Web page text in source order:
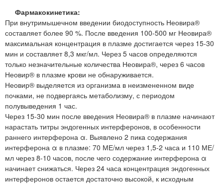
Фармакокинетика:
При внутримышечном введении биодоступность Неовира®
составляет более 90 %. После введения 100-500 мг Неовира®
максимальная концентрация в плазме достигается через 15-30
мин и составляет 8,3 мкг/мл. Через 5 часов определяются
только незначительные количества Неовира®, через 6 часов
Неовир® в плазме крови не обнаруживается.
Неовир® выделяется из организма в неизмененном виде
почками, не подвергаясь метаболизму, с периодом
полувыведения 1 час.
Через 15-30 мин после введения Неовира® в плазме начинают
нарастать титры эндогенных интерферонов, в особенности
раннего интерферона α. Выявлено 2 пика содержания
интерферона α в плазме: 70 МЕ/мл через 1,5-2 часа и 110 МЕ/
мл через 8-10 часов, после чего содержание интерферона α
начинает снижаться. Через 24 часа концентрация эндогенных
интерферонов остается достаточно высокой, к исходным